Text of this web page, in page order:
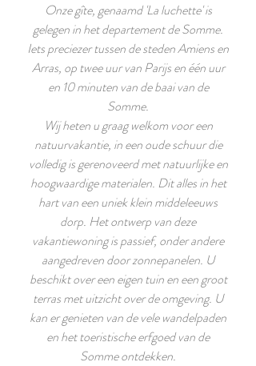
Onze gîte, genaamd 'La luchette' is
gelegen in het departement de Somme.
Iets preciezer tussen de steden Amiens en
Arras, op twee uur van Parijs en één uur
en 10 minuten van de baai van de
Somme.
Wij heten u graag welkom voor een
natuurvakantie, in een oude schuur die
volledig is gerenoveerd met natuurlijke en
hoogwaardige materialen. Dit alles in het
hart van een uniek klein middeleeuws
dorp. Het ontwerp van deze
vakantiewoning is passief, onder andere
aangedreven door zonnepanelen. U
beschikt over een eigen tuin en een groot
terras met uitzicht over de omgeving. U
kan er genieten van de vele wandelpaden
en het toeristische erfgoed van de
Somme ontdekken.